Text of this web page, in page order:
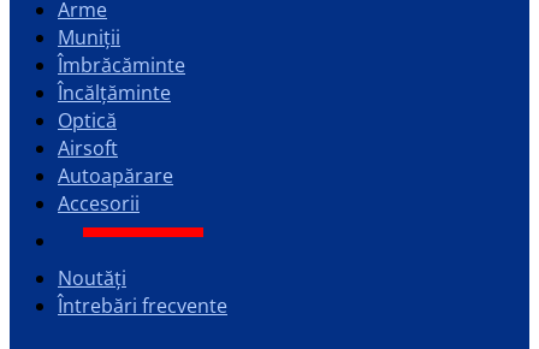
Arme
Muniții
Îmbrăcăminte
Încălțăminte
Optică
Airsoft
Autoapărare
Accesorii
Noutăți
Întrebări frecvente